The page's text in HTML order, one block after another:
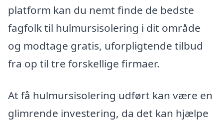
platform kan du nemt finde de bedste
fagfolk til hulmursisolering i dit område
og modtage gratis, uforpligtende tilbud
fra op til tre forskellige firmaer.
At få hulmursisolering udført kan være en
glimrende investering, da det kan hjælpe